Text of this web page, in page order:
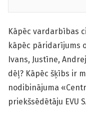
Kāpēc vardarbības
kāpēc pāridarījums
Ivans, Justīne,
dēļ? Kāpēc šķībs ir
nodibinājuma
priekšsēdētāju EVU